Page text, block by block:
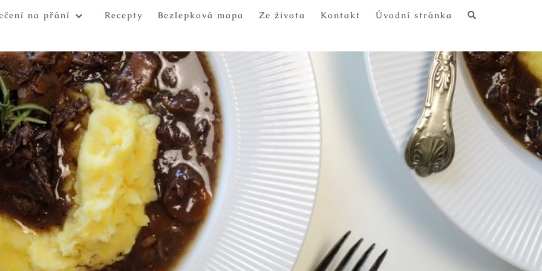
na přání Recepty Bezlepková mapa Ze života Kontakt Úvodní stránka